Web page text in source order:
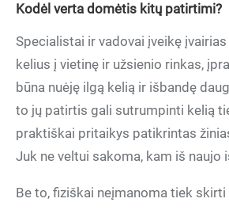
Kodėl verta domėtis kitų patirtimi?
Specialistai ir vadovai įveikę
kelius į vietinę ir užsienio rinkas,
būna nuėję ilgą kelią ir išbandę
to jų patirtis gali sutrumpinti kelią
praktiškai pritaikys patikrintas
Juk ne veltui sakoma, kam iš naujo
Be to, fiziškai neįmanoma tiek